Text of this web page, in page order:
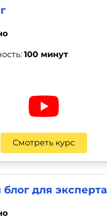
100 минут
Смотреть курс
блог для эксперта